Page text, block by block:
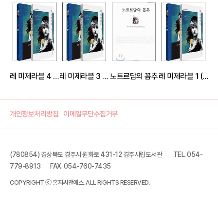
레 미제라블 4 (한글+영문) 레 미제라블 3 (한글+영문) 노트르담의 꼽추 레 미제라블 1 (한글+영문)
개인정보처리방침 이메일무단수집거부
(780854) 경상북도 경주시 원화로 431-12 경주시립도서관
TEL. 054-
779-8913
FAX. 054-760-7435
COPYRIGHT ⓒ 홍지씨앤에스. ALL RIGHTS RESERVED.